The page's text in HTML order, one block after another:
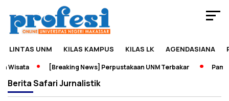
LINTAS UNM KILAS KAMPUS KILAS LK AGENDASIANA
[Breaking News] Perpustakaan UNM Terbakar
BeritaSafari Jurnalistik